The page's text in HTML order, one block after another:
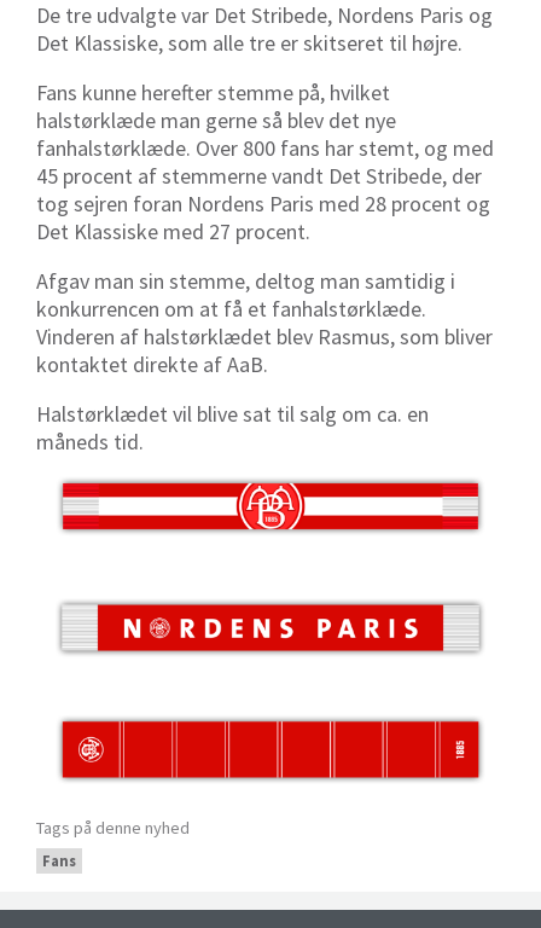
De tre udvalgte var Det Stribede, Nordens Paris og
Det Klassiske, som alle tre er skitseret til højre.
Fans kunne herefter stemme på, hvilket
halstørklæde man gerne så blev det nye
fanhalstørklæde. Over 800 fans har stemt, og med
45 procent af stemmerne vandt Det Stribede, der
tog sejren foran Nordens Paris med 28 procent og
Det Klassiske med 27 procent.
Afgav man sin stemme, deltog man samtidig i
konkurrencen om at få et fanhalstørklæde.
Vinderen af halstørklædet blev Rasmus, som bliver
kontaktet direkte af AaB.
Halstørklædet vil blive sat til salg om ca. en
måneds tid.
Tags på denne nyhed
Fans